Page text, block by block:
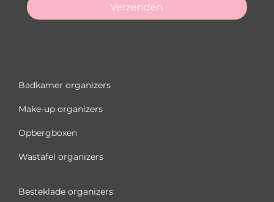
Verzenden
Besteklade organizers
Badkamer organizers
Make-up organizers
Opbergboxen
Wastafel organizers